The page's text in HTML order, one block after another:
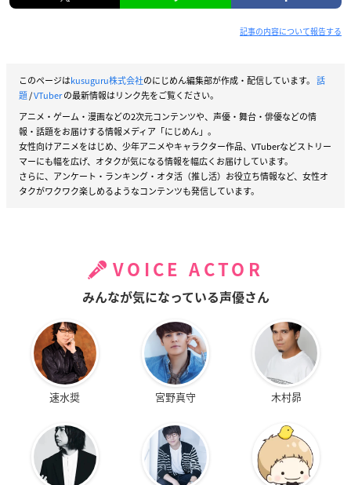
記事の内容について報告する
このページはkusuguru株式会社のにじめん編集部が作成・配信しています。 話
題/VTuberの最新情報はリンク先をご覧ください。
アニメ・ゲーム・漫画などの2次元コンテンツや、声優・舞台・俳優などの情
報・話題をお届けする情報メディア「にじめん」。
女性向けアニメをはじめ、少年アニメやキャラクター作品、VTuberなどストリー
マーにも幅を広げ、オタクが気になる情報を幅広くお届けしています。
さらに、アンケート・ランキング・オタ活（推し活）お役立ち情報など、女性オ
タクがワクワク楽しめるようなコンテンツも発信しています。
VOICE ACTOR
みんなが気になっている声優さん
速水奨 宮野真守 木村昴